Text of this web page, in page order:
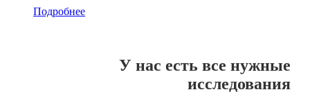
Подробнее
У нас есть все нужные
исследования